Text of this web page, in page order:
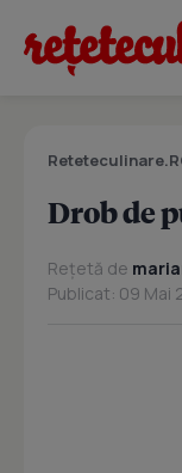
Drob de
Rețetă de
Publicat: 09 Mai